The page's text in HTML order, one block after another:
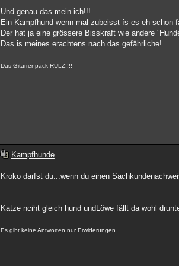
Und genau das mein ich!!!
Ein Kampfhund wenn mal zubeisst ís es eh schon
Der hat ja eine grössere Bisskraft wie andere
Das is meines erachtens nach das gefährliche!
Das Gitarrenpack RULZ!!!!
Kampfhunde
Kroko darfst du...wenn du einen
Katze nciht gleich hund undLöwe fällt da wohl
Es gibt keine Antworten nur Erwiderungen...